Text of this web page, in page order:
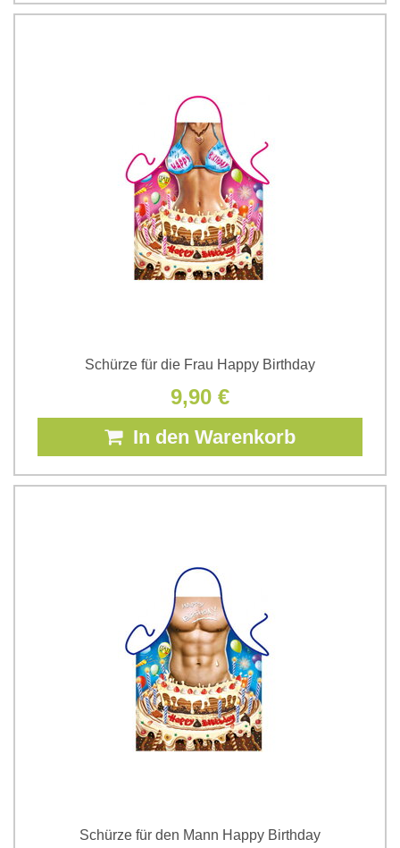
Schürze für die Frau Happy Birthday
9,90 €
In den Warenkorb
Schürze für den Mann Happy Birthday